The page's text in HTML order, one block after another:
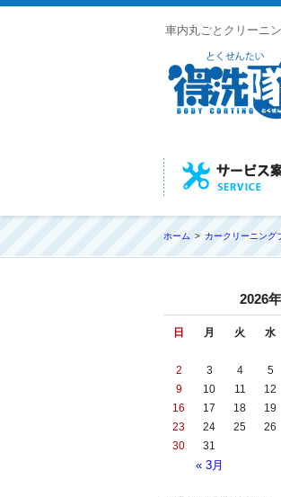
車内丸ごとクリーニ
ホーム カークリーニング
2026
日 月 火 水
« 3月
2
3 4 5
9
10 11 12
16
17 18 19
23
24 25 26
30
31